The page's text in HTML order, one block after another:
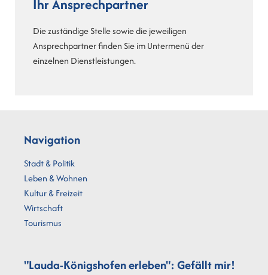
Ihr Ansprechpartner
Die zuständige Stelle sowie die jeweiligen
Ansprechpartner finden Sie im Untermenü der
einzelnen Dienstleistungen.
Navigation
Stadt & Politik
Leben & Wohnen
Kultur & Freizeit
Wirtschaft
Tourismus
"Lauda-Königshofen erleben": Gefällt mir!